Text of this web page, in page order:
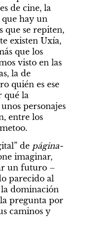
de cine, la
hay un
que se repiten,
existen Uxía,
que los
visto en las
la de
quién es ese
qué la
personajes
entre los
de página-
imaginar,
un futuro –
parecido al
dominación
pregunta por
caminos y